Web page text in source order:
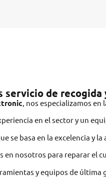
servicio de recogida
, nos especializamos en
en el sector y un
se basa en la excelencia y
en nosotros para reparar el
y equipos de última